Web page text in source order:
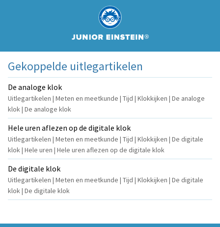
Gekoppelde uitlegartikelen
De analoge klok
Uitlegartikelen | Meten en meetkunde | Tijd | Klokkijken | De analoge
klok | De analoge klok
Hele uren aflezen op de digitale klok
Uitlegartikelen | Meten en meetkunde | Tijd | Klokkijken | De digitale
klok | Hele uren | Hele uren aflezen op de digitale klok
De digitale klok
Uitlegartikelen | Meten en meetkunde | Tijd | Klokkijken | De digitale
klok | De digitale klok